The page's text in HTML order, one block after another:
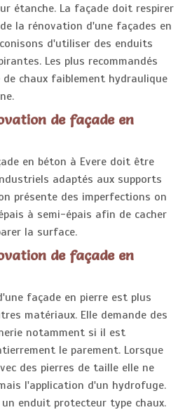
étanche. La façade doit respirer
la rénovation d'une façades en
d'utiliser des enduits
Les plus recommandés
chaux faiblement hydraulique
de façade en
en béton à Evere doit être
adaptés aux supports
présente des imperfections on
à semi-épais afin de cacher
la surface.
de façade en
façade en pierre est plus
matériaux. Elle demande des
notamment si il est
le parement. Lorsque
des pierres de taille elle ne
l'application d'un hydrofuge.
enduit protecteur type chaux.